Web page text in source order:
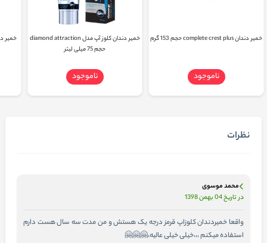
خمیر دندان complete crest plus حجم 153 گرم
ناموجود
خمیر دندان کلوز آپ مدل diamond attraction
حجم 75 میلی لیتر
ناموجود
نظرات
محمد موسوی
در تاریخ 04 بهمن 1398
واقعا خمیردندان کلوزاپ قرمز درجه یک هستش و من مدت سه سال هست دارم
استفاده میکنم ،،،خیلی خیلی عالیه،🤗🤗🤗